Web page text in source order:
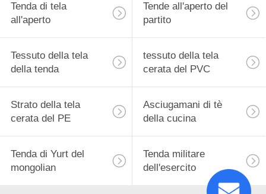
Tenda di tela
all'aperto
Tende all'aperto del
partito
Tessuto della tela
della tenda
tessuto della tela
cerata del PVC
Strato della tela
cerata del PE
Asciugamani di tè
della cucina
Tenda di Yurt del
mongolian
Tenda militare
dell'esercito